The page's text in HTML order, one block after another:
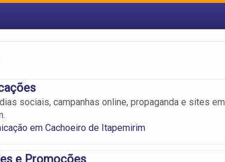
sociais, campanhas online, propaganda e sites em
em Cachoeiro de Itapemirim
e Promoções